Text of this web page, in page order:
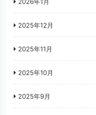
2025年12月
2025年11月
2025年10月
2025年9月